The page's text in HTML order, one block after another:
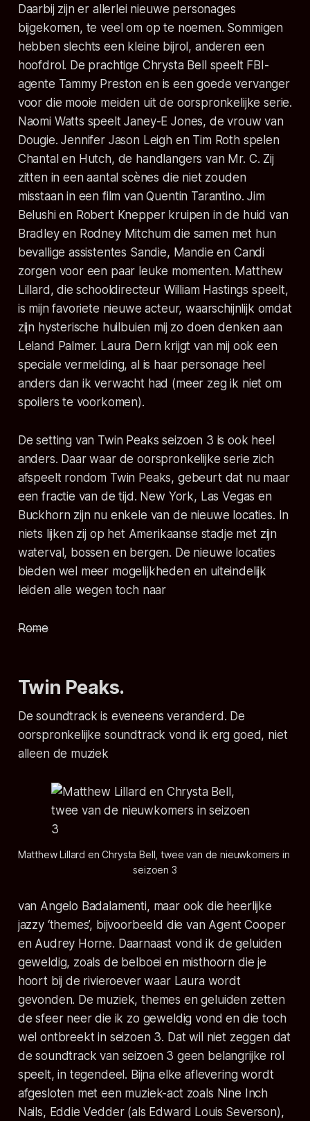
Daarbij zijn er allerlei nieuwe personages
bijgekomen, te veel om op te noemen. Sommigen
hebben slechts een kleine bijrol, anderen een
hoofdrol. De prachtige Chrysta Bell speelt FBI-
agente Tammy Preston en is een goede vervanger
voor die mooie meiden uit de oorspronkelijke serie.
Naomi Watts speelt Janey-E Jones, de vrouw van
Dougie. Jennifer Jason Leigh en Tim Roth spelen
Chantal en Hutch, de handlangers van Mr. C. Zij
zitten in een aantal scènes die niet zouden
misstaan in een film van Quentin Tarantino. Jim
Belushi en Robert Knepper kruipen in de huid van
Bradley en Rodney Mitchum die samen met hun
bevallige assistentes Sandie, Mandie en Candi
zorgen voor een paar leuke momenten. Matthew
Lillard, die schooldirecteur William Hastings speelt,
is mijn favoriete nieuwe acteur, waarschijnlijk omdat
zijn hysterische huilbuien mij zo doen denken aan
Leland Palmer. Laura Dern krijgt van mij ook een
speciale vermelding, al is haar personage heel
anders dan ik verwacht had (meer zeg ik niet om
spoilers te voorkomen).
De setting van Twin Peaks seizoen 3 is ook heel
anders. Daar waar de oorspronkelijke serie zich
afspeelt rondom Twin Peaks, gebeurt dat nu maar
een fractie van de tijd. New York, Las Vegas en
Buckhorn zijn nu enkele van de nieuwe locaties. In
niets lijken zij op het Amerikaanse stadje met zijn
waterval, bossen en bergen. De nieuwe locaties
bieden wel meer mogelijkheden en uiteindelijk
leiden alle wegen toch naar
Rome
Twin Peaks.
De soundtrack is eveneens veranderd. De
oorspronkelijke soundtrack vond ik erg goed, niet
alleen de muziek
Matthew Lillard en Chrysta Bell, twee van de nieuwkomers in
seizoen 3
van Angelo Badalamenti, maar ook die heerlijke
jazzy ‘themes’, bijvoorbeeld die van Agent Cooper
en Audrey Horne. Daarnaast vond ik de geluiden
geweldig, zoals de belboei en misthoorn die je
hoort bij de rivieroever waar Laura wordt
gevonden. De muziek, themes en geluiden zetten
de sfeer neer die ik zo geweldig vond en die toch
wel ontbreekt in seizoen 3. Dat wil niet zeggen dat
de soundtrack van seizoen 3 geen belangrijke rol
speelt, in tegendeel. Bijna elke aflevering wordt
afgesloten met een muziek-act zoals Nine Inch
Nails, Eddie Vedder (als Edward Louis Severson),